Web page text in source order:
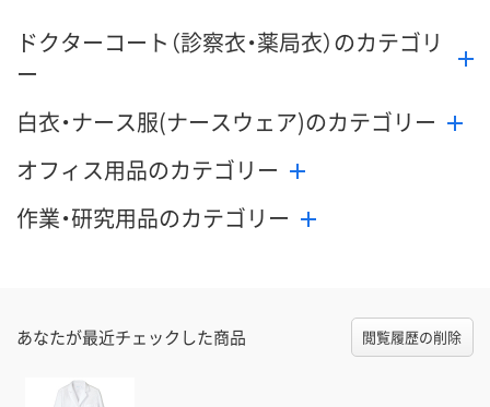
ドクターコート（診察衣・薬局衣）のカテゴリ
ー
白衣・ナース服(ナースウェア)のカテゴリー
オフィス用品のカテゴリー
作業・研究用品のカテゴリー
あなたが最近チェックした商品 閲覧履歴の削除